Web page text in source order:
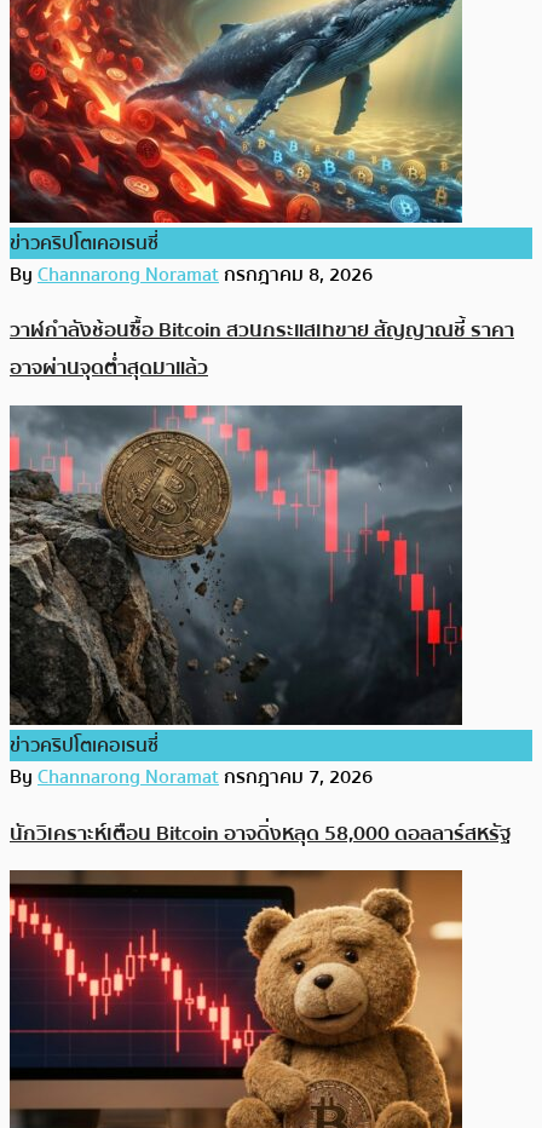
ข่าวคริปโตเคอเรนซี่
ByChannarong Noramatกรกฎาคม 8, 2026
วาฬกำลังช้อนซื้อ Bitcoin สวนกระแสเทขาย สัญญาณชี้ ราคา
อาจผ่านจุดต่ำสุดมาแล้ว
ข่าวคริปโตเคอเรนซี่
ByChannarong Noramatกรกฎาคม 7, 2026
นักวิเคราะห์เตือน Bitcoin อาจดิ่งหลุด 58,000 ดอลลาร์สหรัฐ